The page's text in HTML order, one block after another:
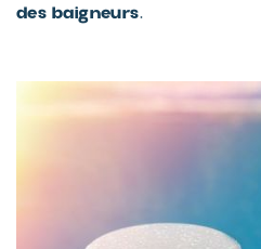
des baigneurs.